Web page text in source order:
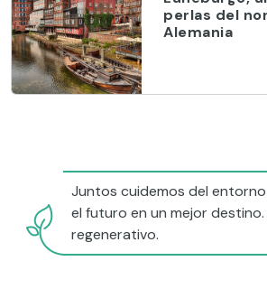
perlas del
Alemania
Juntos cuidemos del
el futuro en un mejor
regenerativo.